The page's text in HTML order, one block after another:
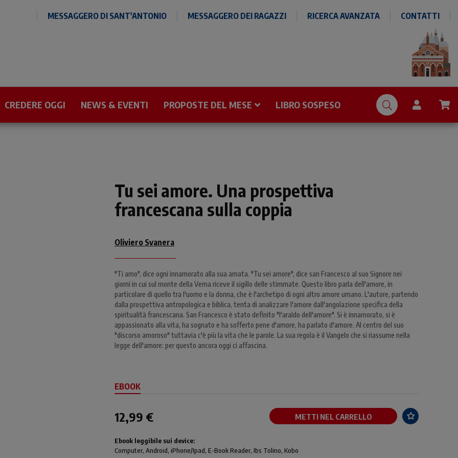
MESSAGGERO DI SANT'ANTONIO MESSAGGERO DEI RAGAZZI RICERCA AVANZATA CONTATTI
CREDERE OGGI NEWS & EVENTI PROPOSTE DEL MESE LIBRO SOSPESO
Tu sei amore. Una prospettiva
francescana sulla coppia
Oliviero Svanera
"Ti amo", dice ogni innamorato alla sua amata. "Tu sei amore", dice san Francesco al suo Signore nei
giorni in cui sul monte della Verna riceve il sigillo delle stimmate. Questo libro parla dell'amore, in
particolare di quello tra l'uomo e la donna, che è l'archetipo di ogni altro amore umano. L'autore, partendo
dalla prospettiva antropologica e biblica, tenta di analizzare l'amore dall'angolazione specifica della
spiritualità francescana. San Francesco è stato definito "l'araldo dell'amore". Si è innamorato, si è
appassionato alla vita, ha sognato e ha sofferto pene d'amore, ha parlato d'amore. Al centro del suo
"discorso amoroso" tuttavia c'è più la vita che le parole. La sua regola è il Vangelo che si riassume nella
legge dell'amore: per questo ancora oggi ci affascina.
EBOOK
12,99 € METTI NEL CARRELLO
Ebook leggibile sui device:
Computer, Android, iPhone/Ipad, E-Book Reader, Ibs Tolino, Kobo